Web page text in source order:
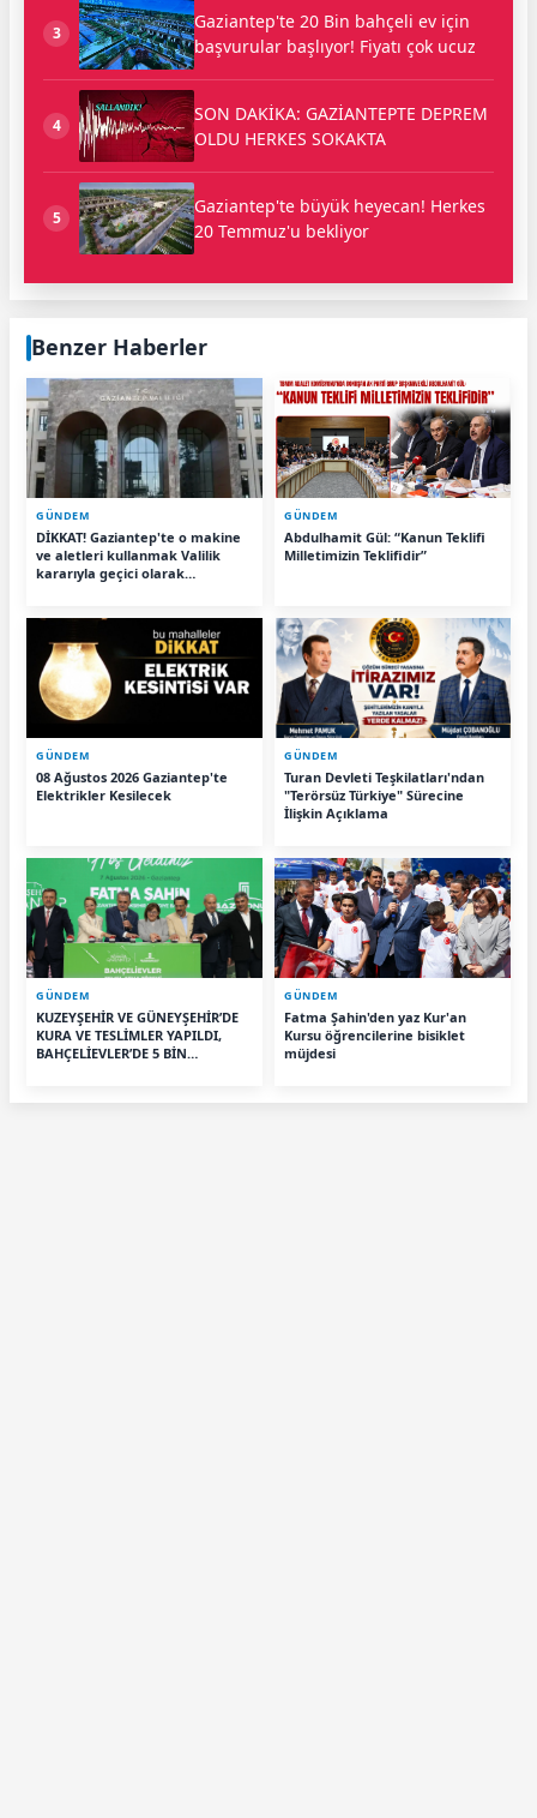
3
Gaziantep'te 20 Bin bahçeli ev için
başvurular başlıyor! Fiyatı çok ucuz
4
SON DAKİKA: GAZİANTEPTE DEPREM
OLDU HERKES SOKAKTA
5
Gaziantep'te büyük heyecan! Herkes
20 Temmuz'u bekliyor
Benzer Haberler
GÜNDEM
DİKKAT! Gaziantep'te o makine
ve aletleri kullanmak Valilik
kararıyla geçici olarak
GÜNDEM
Abdulhamit Gül: “Kanun Teklifi
Milletimizin Teklifidir”
GÜNDEM
08 Ağustos 2026 Gaziantep'te
Elektrikler Kesilecek
GÜNDEM
Turan Devleti Teşkilatları'ndan
"Terörsüz Türkiye" Sürecine
İlişkin Açıklama
GÜNDEM
KUZEYŞEHİR VE GÜNEYŞEHİR’DE
KURA VE TESLİMLER YAPILDI,
BAHÇELİEVLER’DE 5 BİN
GÜNDEM
Fatma Şahin'den yaz Kur'an
Kursu öğrencilerine bisiklet
müjdesi